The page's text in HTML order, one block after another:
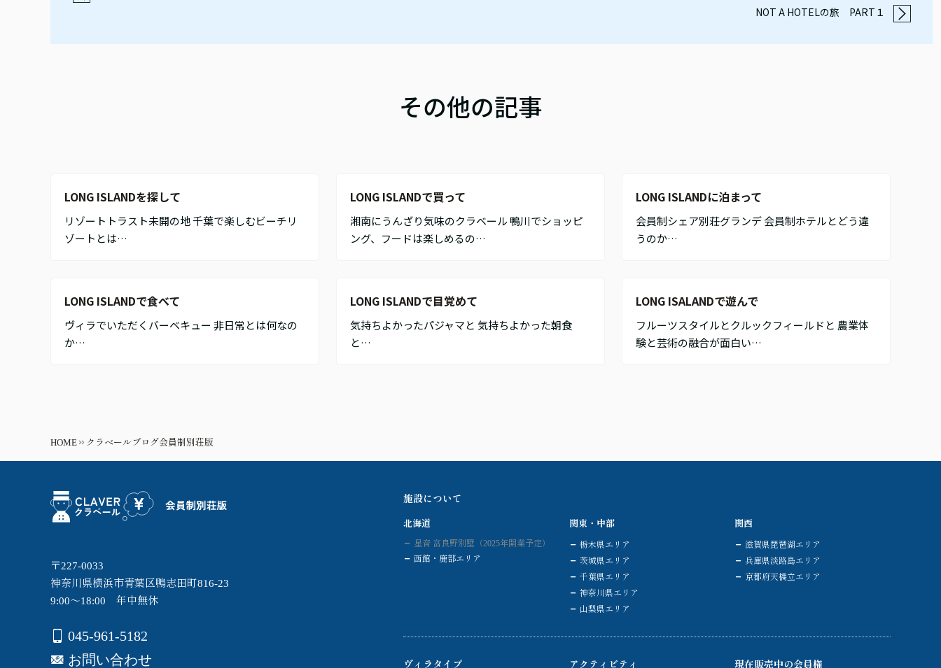
NOT A HOTELの旅 PART１
その他の記事
LONG ISLANDを探して
リゾートトラスト未開の地 千葉で楽しむビーチリ
ゾートとは…
LONG ISLANDで買って
湘南にうんざり気味のクラベール 鴨川でショッピ
ング、フードは楽しめるの…
LONG ISLANDに泊まって
会員制シェア別荘グランデ 会員制ホテルとどう違
うのか…
LONG ISLANDで食べて
ヴィラでいただくバーベキュー 非日常とは何なの
か…
LONG ISLANDで目覚めて
気持ちよかったパジャマと 気持ちよかった朝食
と…
LONG ISALANDで遊んで
フルーツスタイルとクルックフィールドと 農業体
験と芸術の融合が面白い…
HOME クラベールブログ会員制別荘版
〒227-0033
神奈川県横浜市青葉区鴨志田町816-23
9:00～18:00 年中無休
045-961-5182
お問い合わせ
施設について
北海道
星音 富良野別墅（2025年開業予定）
函館・鹿部エリア
関東・中部
栃木県エリア
茨城県エリア
千葉県エリア
神奈川県エリア
山梨県エリア
関西
滋賀県琵琶湖エリア
兵庫県淡路島エリア
京都府天橋立エリア
ヴィラタイプ アクティビティ 現在販売中の会員権